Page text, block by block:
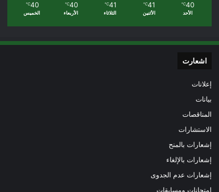
40
℃
الأحد
41
℃
الأثنين
41
℃
الثلاثاء
40
℃
الأربعاء
40
℃
الخميس
اشعارت
إعلانات
بيانات
المناقصات
الاستشارات
إشعارات بالمنح
إشعارات بالإلغاء
إشعارات عدم الجدوى
امتحانات ومسابقات